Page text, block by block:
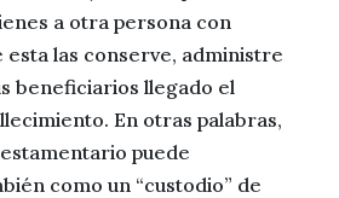
a otra persona con
esta las conserve, administre
beneficiarios llegado el
En otras palabras,
puede
como un “custodio” de